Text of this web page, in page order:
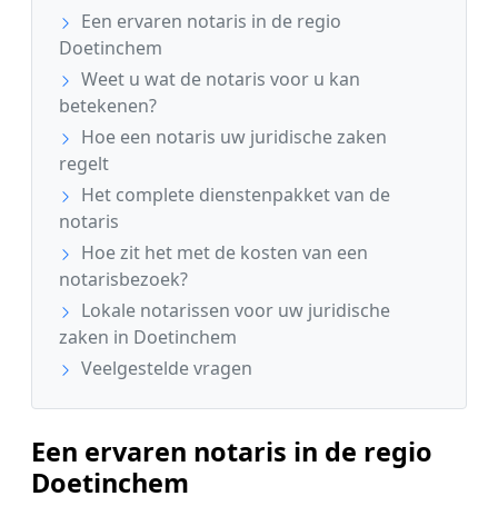
Een ervaren notaris in de regio
Doetinchem
Weet u wat de notaris voor u kan
betekenen?
Hoe een notaris uw juridische zaken
regelt
Het complete dienstenpakket van de
notaris
Hoe zit het met de kosten van een
notarisbezoek?
Lokale notarissen voor uw juridische
zaken in Doetinchem
Veelgestelde vragen
Een ervaren notaris in de regio
Doetinchem